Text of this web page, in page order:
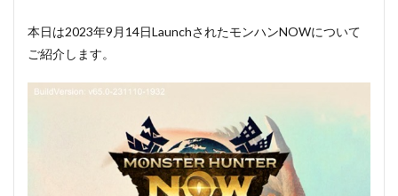
本日は2023年9月14日LaunchされたモンハンNOWについて
ご紹介します。